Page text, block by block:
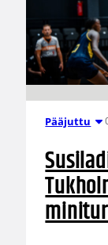
Pääjuttu